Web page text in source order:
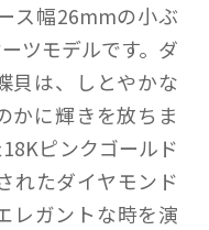
ス幅26mmの小ぶ
ツモデルです。ダ
貝は、しとやかな
かに輝きを放ちま
ピンクゴールド
れたダイヤモンド
レガントな時を演